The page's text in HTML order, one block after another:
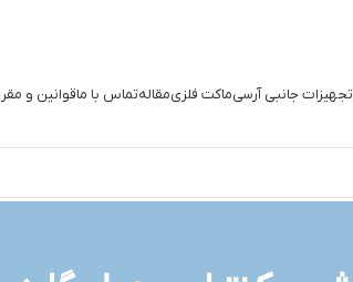
تجهیزات جانبی آرسیماکت فلزیمقالهتماس با ماقوانین و